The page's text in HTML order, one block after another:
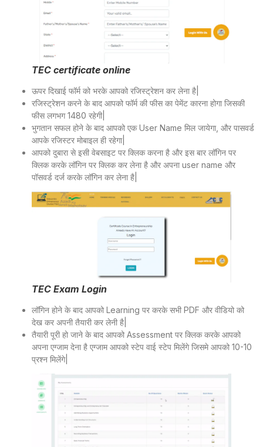
TEC certificate online
ऊपर दिखाई फॉर्म को भरके आपको रजिस्ट्रेशन कर लेना है|
रजिस्ट्रेशन करने के बाद आपको फॉर्म की फीस का पेमेंट कारना होगा जिसकी
फीस लगभग 1480 रहेगी|
भुगतान सफल होने के बाद आपको एक User Name मिल जायेगा, और पासवर्ड
आपके रजिस्टर मोबाइल ही रहेगा|
आपको दुबारा से इसी वेबसाइट पर क्लिक करना है और इस बार लॉगिन पर
क्लिक करके लॉगिन पर क्लिक कर लेना है और अपना user name और
पॉसवर्ड दर्ज करके लॉगिन कर लेना है|
TEC Exam Login
लॉगिन होने के बाद आपको Learning पर करके सभी PDF और वीडियो को
देख कर अपनी तैयारी कर लेनी है|
तैयारी पूरी हो जाने के बाद आपको Assessment पर क्लिक करके आपको
अपना एग्जाम देना है एग्जाम आपको स्टेप वाई स्टेप मिलेंगे जिसमे आपको 10-10
प्रश्न मिलेंगे|